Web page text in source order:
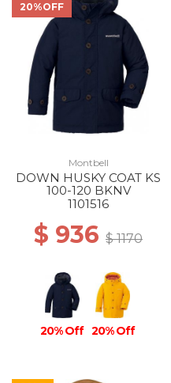
20%OFF
Montbell
DOWN HUSKY COAT KS
100-120 BKNV
1101516
$ 936 $ 1170
20% Off 20% Off